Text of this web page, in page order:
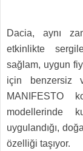
Dacia, aynı
etkinlikte
sağlam, uygun
için benzersiz
MANIFESTO
modellerinde
uygulandığı,
özelliği taşıyor.